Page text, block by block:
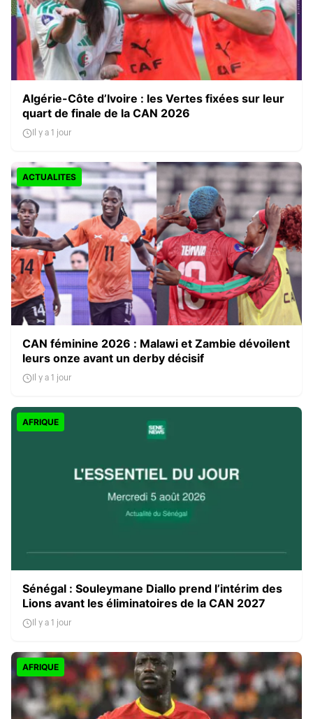
Algérie-Côte d’Ivoire : les Vertes fixées sur leur
quart de finale de la CAN 2026
Il y a 1 jour
ACTUALITES
CAN féminine 2026 : Malawi et Zambie dévoilent
leurs onze avant un derby décisif
Il y a 1 jour
AFRIQUE
Sénégal : Souleymane Diallo prend l’intérim des
Lions avant les éliminatoires de la CAN 2027
Il y a 1 jour
AFRIQUE